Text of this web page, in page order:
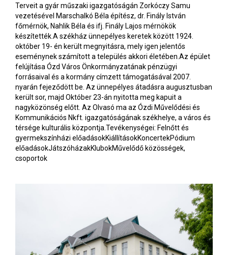
Terveit a gyár műszaki igazgatóságán Zorkóczy Samu
vezetésével Marschalkó Béla építész, dr. Finály István
főmérnök, Nahlik Béla és ifj. Finály Lajos mérnökök
készítették.A székház ünnepélyes keretek között 1924.
október 19- én került megnyitásra, mely igen jelentős
eseménynek számított a település akkori életében.Az épület
felújítása Ózd Város Önkormányzatának pénzügyi
forrásaival és a kormány címzett támogatásával 2007.
nyarán fejeződött be. Az ünnepélyes átadásra augusztusban
került sor, majd Október 23-án nyitotta meg kapuit a
nagyközönség előtt. Az Olvasó ma az Ózdi Művelődési és
Kommunikációs Nkft. igazgatóságának székhelye, a város és
térsége kulturális központja.Tevékenységei: Felnőtt és
gyermekszínházi előadásokKiállításokKoncertekPódium
előadásokJátszóházakKlubokMűvelődő közösségek,
csoportok